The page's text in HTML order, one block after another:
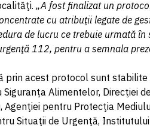
„A fost finalizat un
cu atribuţii legate de
de lucru ce trebuie urmată
112, pentru a semnala
prin acest protocol sunt
Alimentelor, Direcţiei
Agenţiei pentru Protecţia
Situaţii de Urgenţă, Institutului